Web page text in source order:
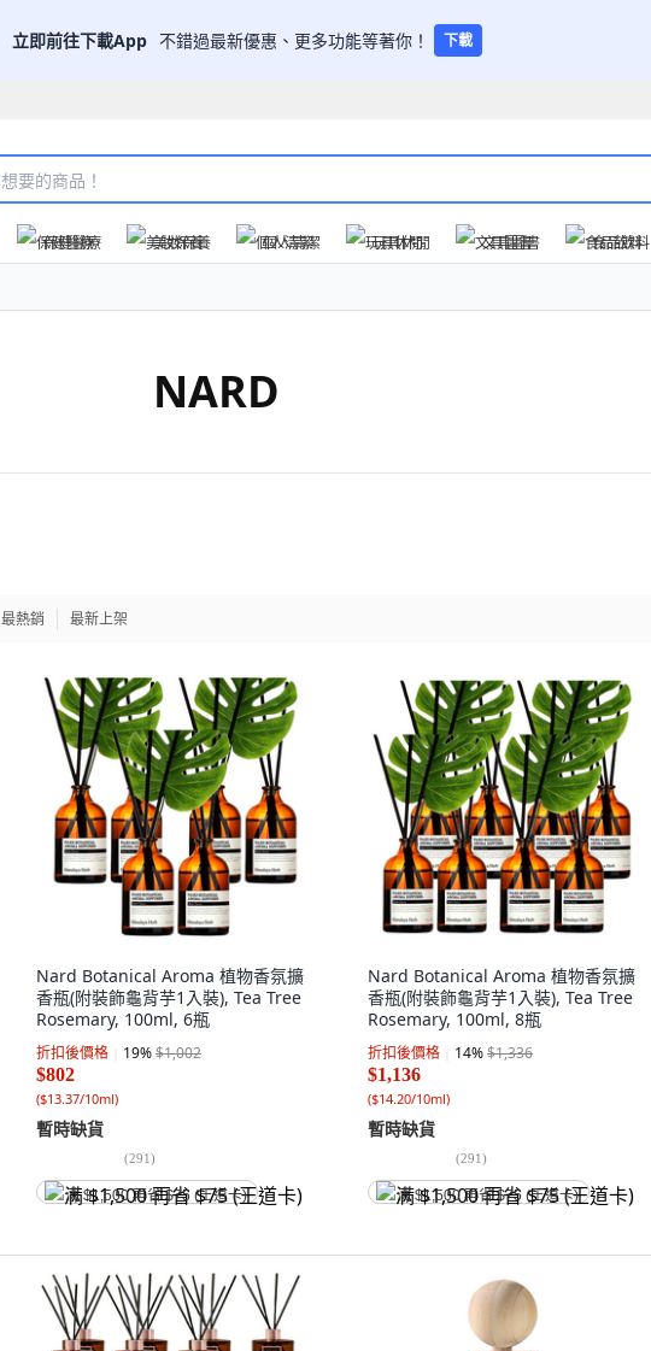
立即前往下載App 不錯過最新優惠、更多功能等著你！ 下載
保健醫療 美妝保養 個人清潔 玩具休閒 文具圖書 食品飲料
NARD
最熱銷 最新上架
Nard Botanical Aroma 植物香氛擴
香瓶(附裝飾龜背芋1入裝), Tea Tree
Rosemary, 100ml, 6瓶
折扣後價格 19%$1,002
$802
($13.37/10ml)
暫時缺貨
(291)
满 $1,500 再省 $75 (王道卡)
Nard Botanical Aroma 植物香氛擴
香瓶(附裝飾龜背芋1入裝), Tea Tree
Rosemary, 100ml, 8瓶
折扣後價格 14%$1,336
$1,136
($14.20/10ml)
暫時缺貨
(291)
满 $1,500 再省 $75 (王道卡)